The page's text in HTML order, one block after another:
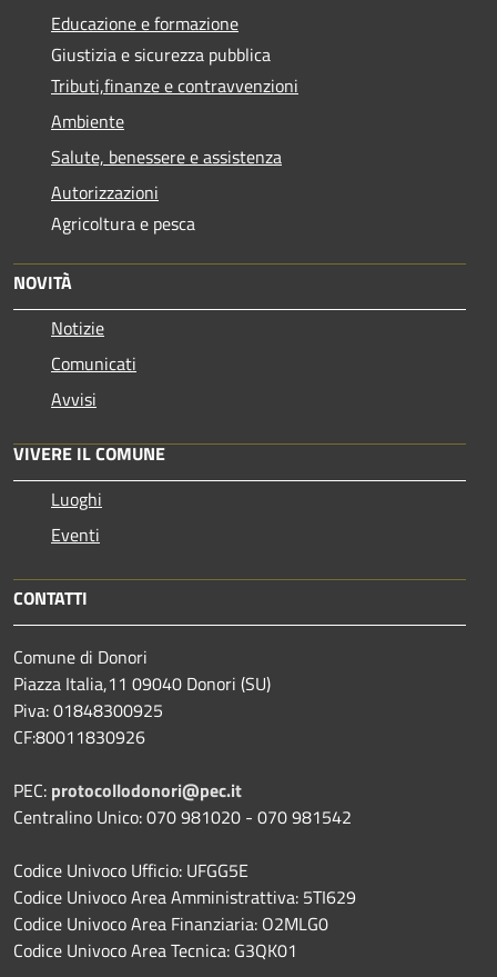
Educazione e formazione
Giustizia e sicurezza pubblica
Tributi,finanze e contravvenzioni
Ambiente
Salute, benessere e assistenza
Autorizzazioni
Agricoltura e pesca
NOVITÀ
Notizie
Comunicati
Avvisi
VIVERE IL COMUNE
Luoghi
Eventi
CONTATTI
Comune di Donori
Piazza Italia,11 09040 Donori (SU)
Piva: 01848300925
CF:80011830926
PEC: protocollodonori@pec.it
Centralino Unico: 070 981020 - 070 981542
Codice Univoco Ufficio: UFGG5E
Codice Univoco Area Amministrattiva: 5TI629
Codice Univoco Area Finanziaria: O2MLG0
Codice Univoco Area Tecnica: G3QK01